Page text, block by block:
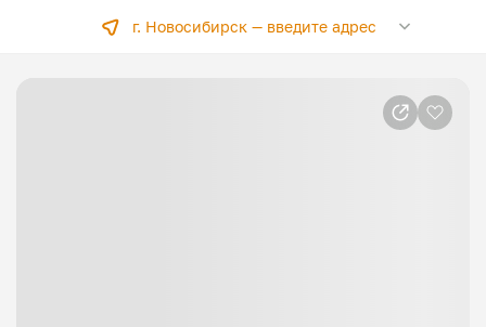
г. Новосибирск —введите адрес